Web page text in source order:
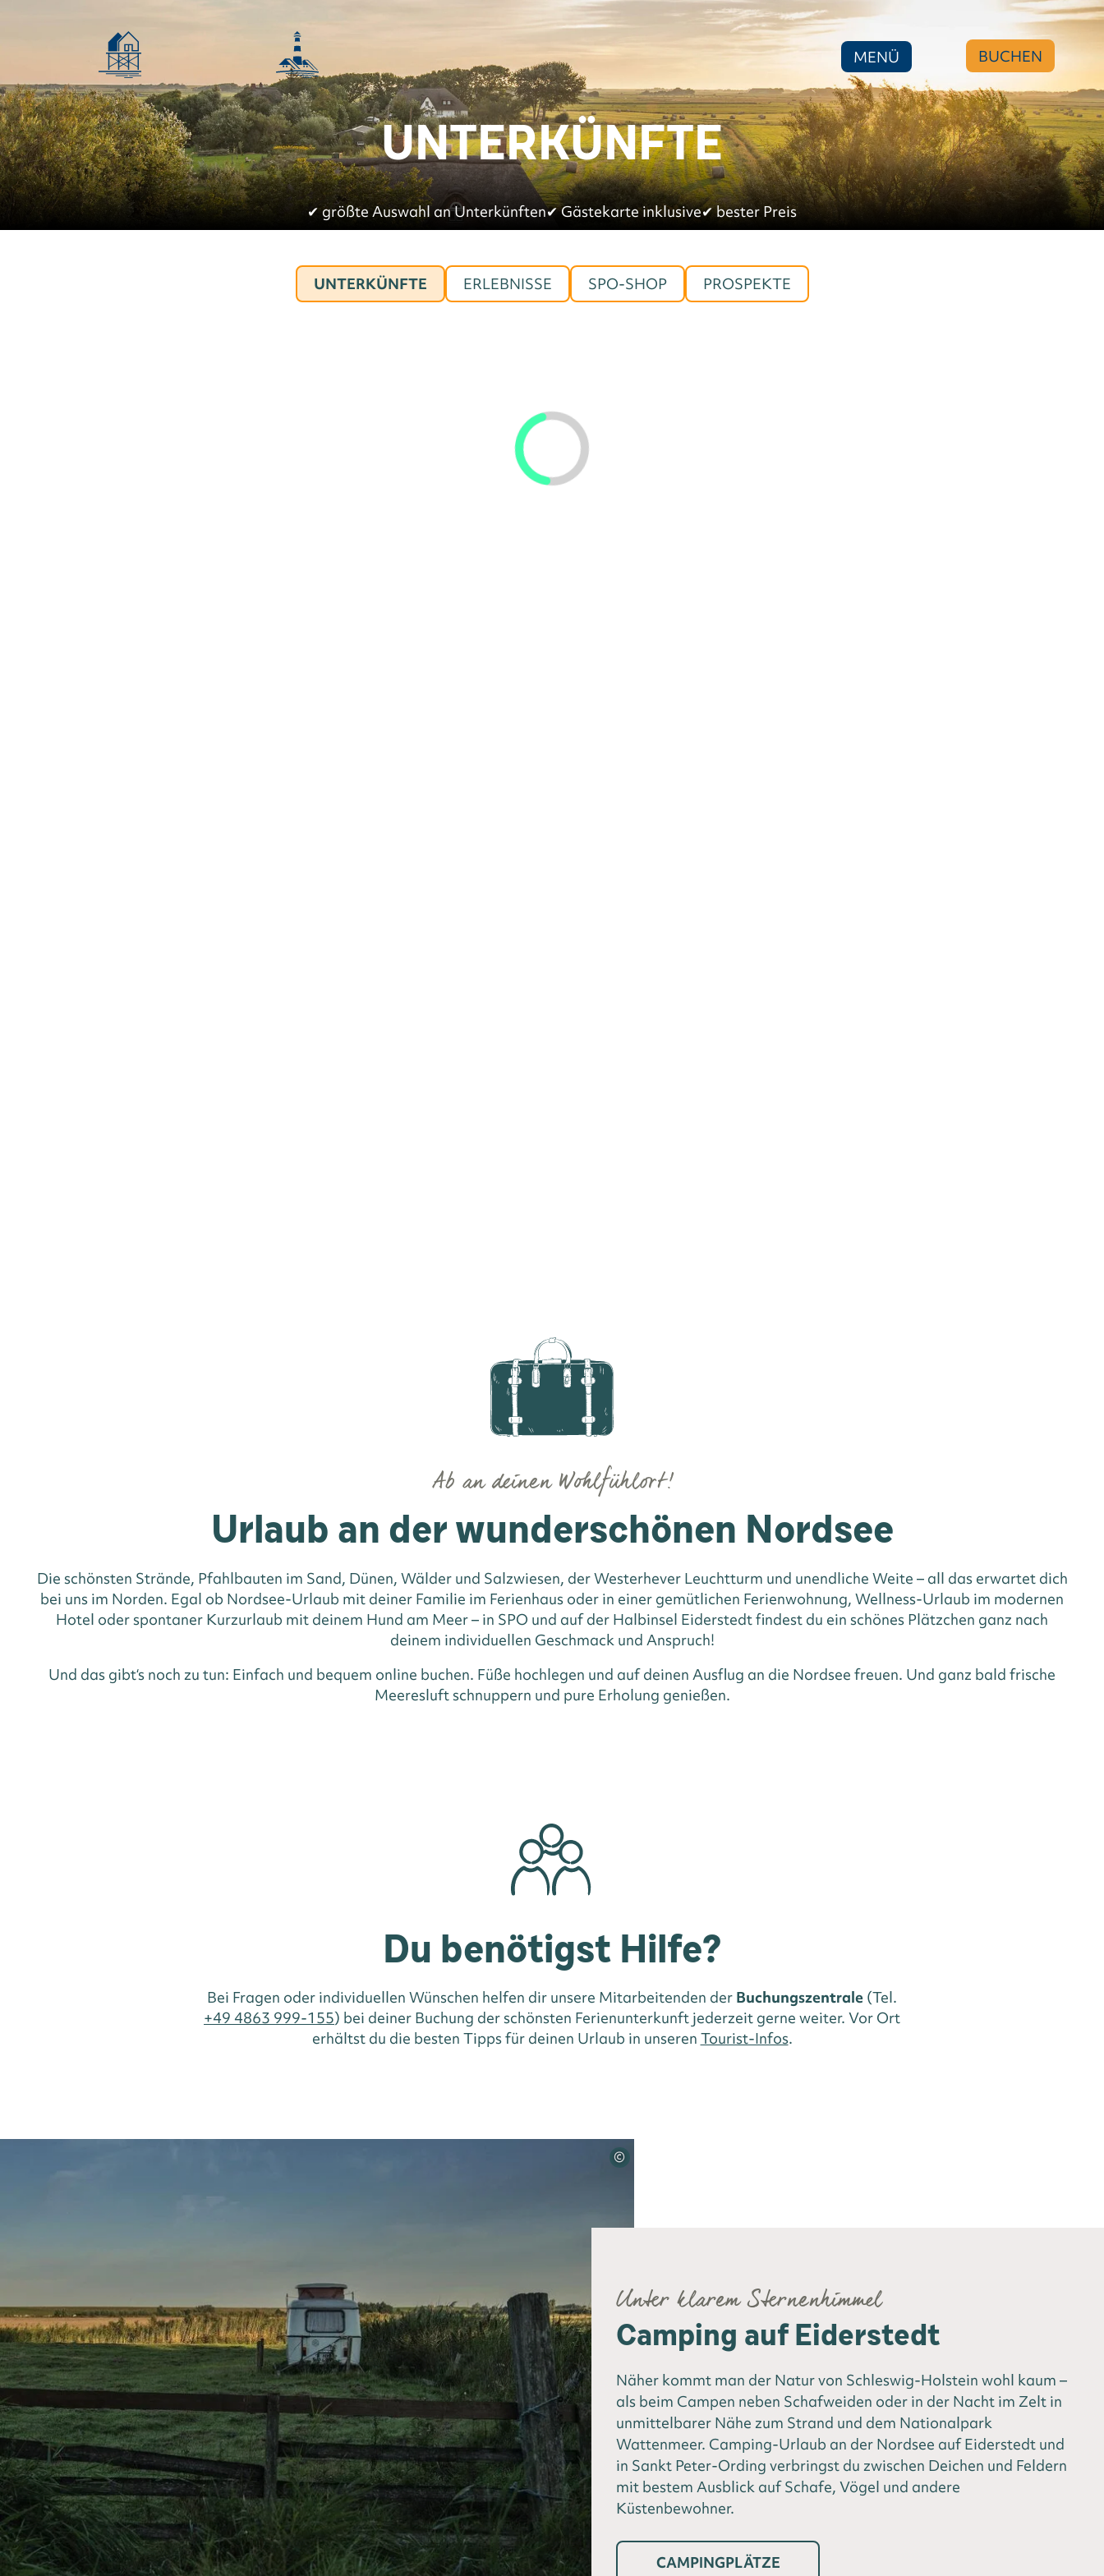
MENÜ BUCHEN
UNTERKÜNFTE
✔︎ größte Auswahl an Unterkünften✔︎Gästekarte inklusive✔︎bester Preis
UNTERKÜNFTE ERLEBNISSE SPO-SHOP PROSPEKTE
Urlaub an der wunderschönen Nordsee
Ab an deinen Wohlfühlort!
Die schönsten Strände, Pfahlbauten im Sand, Dünen, Wälder und Salzwiesen, der Westerhever Leuchtturm und unendliche Weite – all das erwartet dich
bei uns im Norden. Egal ob Nordsee-Urlaub mit deiner Familie im Ferienhaus oder in einer gemütlichen Ferienwohnung, Wellness-Urlaub im modernen
Hotel oder spontaner Kurzurlaub mit deinem Hund am Meer – in SPO und auf der Halbinsel Eiderstedt findest du ein schönes Plätzchen ganz nach
deinem individuellen Geschmack und Anspruch!
Und das gibt‘s noch zu tun: Einfach und bequem online buchen. Füße hochlegen und auf deinen Ausflug an die Nordsee freuen. Und ganz bald frische
Meeresluft schnuppern und pure Erholung genießen.
Du benötigst Hilfe?
Bei Fragen oder individuellen Wünschen helfen dir unsere Mitarbeitenden der Buchungszentrale (Tel.
+49 4863 999-155) bei deiner Buchung der schönsten Ferienunterkunft jederzeit gerne weiter. Vor Ort
erhältst du die besten Tipps für deinen Urlaub in unseren Tourist-Infos.
©
Unter klarem Sternenhimmel
Camping auf Eiderstedt
Näher kommt man der Natur von Schleswig-Holstein wohl kaum –
als beim Campen neben Schafweiden oder in der Nacht im Zelt in
unmittelbarer Nähe zum Strand und dem Nationalpark
Wattenmeer. Camping-Urlaub an der Nordsee auf Eiderstedt und
in Sankt Peter-Ording verbringst du zwischen Deichen und Feldern
mit bestem Ausblick auf Schafe, Vögel und andere
Küstenbewohner.
CAMPINGPLÄTZE